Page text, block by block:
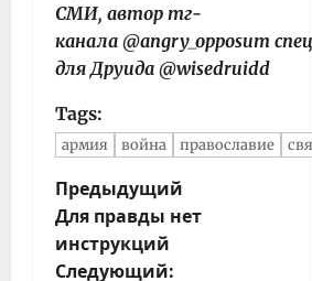
СМИ, автор тг-
канала @angry_opposum
для Друида @wisedruidd
Tags:
армия война православие
Н
а
в
и
Предыдущий
Для правды нет
инструкций
Следующий: